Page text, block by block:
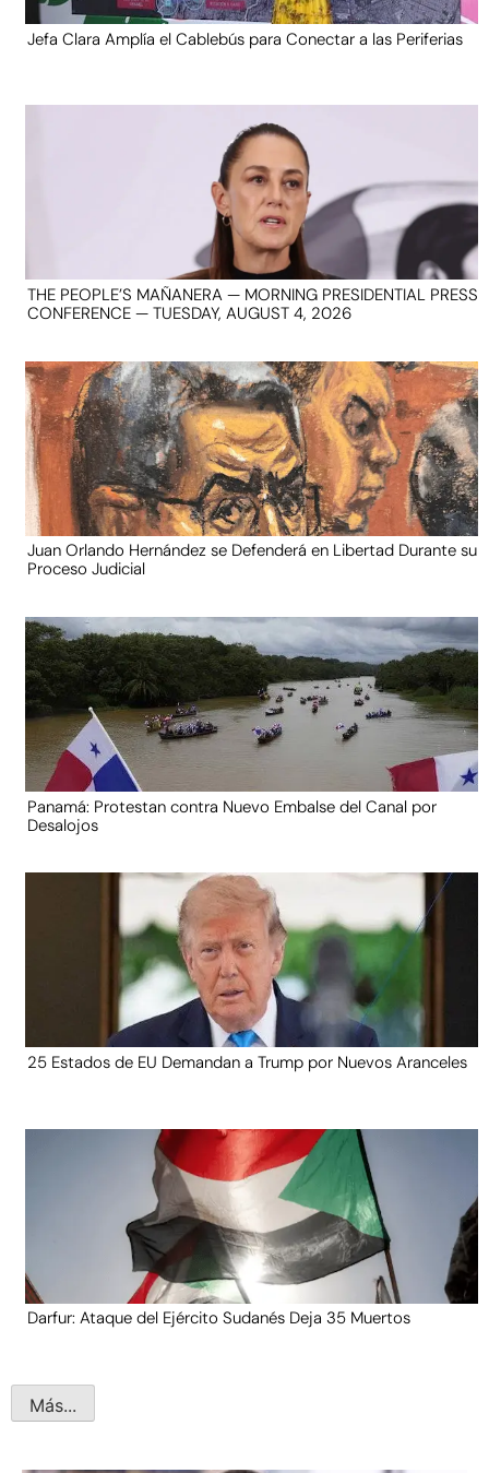
Jefa Clara Amplía el Cablebús para Conectar a las Periferias
THE PEOPLE’S MAÑANERA — MORNING PRESIDENTIAL PRESS
CONFERENCE — TUESDAY, AUGUST 4, 2026
Juan Orlando Hernández se Defenderá en Libertad Durante su
Proceso Judicial
Panamá: Protestan contra Nuevo Embalse del Canal por
Desalojos
25 Estados de EU Demandan a Trump por Nuevos Aranceles
Darfur: Ataque del Ejército Sudanés Deja 35 Muertos
Más...